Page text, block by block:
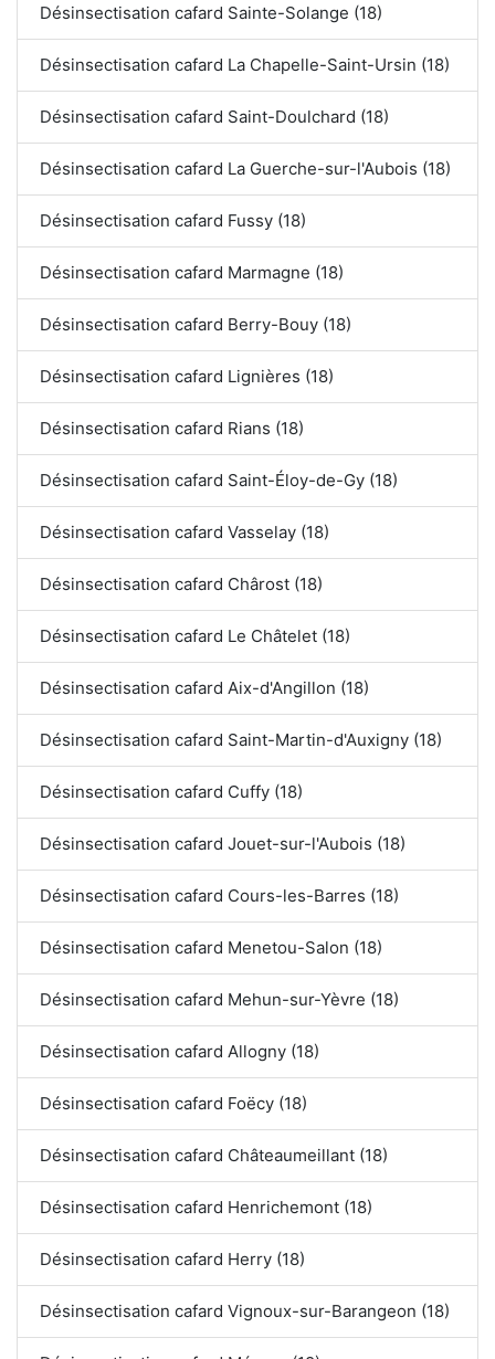
Désinsectisation cafard Sainte-Solange (18)
Désinsectisation cafard La Chapelle-Saint-Ursin (18)
Désinsectisation cafard Saint-Doulchard (18)
Désinsectisation cafard La Guerche-sur-l'Aubois (18)
Désinsectisation cafard Fussy (18)
Désinsectisation cafard Marmagne (18)
Désinsectisation cafard Berry-Bouy (18)
Désinsectisation cafard Lignières (18)
Désinsectisation cafard Rians (18)
Désinsectisation cafard Saint-Éloy-de-Gy (18)
Désinsectisation cafard Vasselay (18)
Désinsectisation cafard Chârost (18)
Désinsectisation cafard Le Châtelet (18)
Désinsectisation cafard Aix-d'Angillon (18)
Désinsectisation cafard Saint-Martin-d'Auxigny (18)
Désinsectisation cafard Cuffy (18)
Désinsectisation cafard Jouet-sur-l'Aubois (18)
Désinsectisation cafard Cours-les-Barres (18)
Désinsectisation cafard Menetou-Salon (18)
Désinsectisation cafard Mehun-sur-Yèvre (18)
Désinsectisation cafard Allogny (18)
Désinsectisation cafard Foëcy (18)
Désinsectisation cafard Châteaumeillant (18)
Désinsectisation cafard Henrichemont (18)
Désinsectisation cafard Herry (18)
Désinsectisation cafard Vignoux-sur-Barangeon (18)